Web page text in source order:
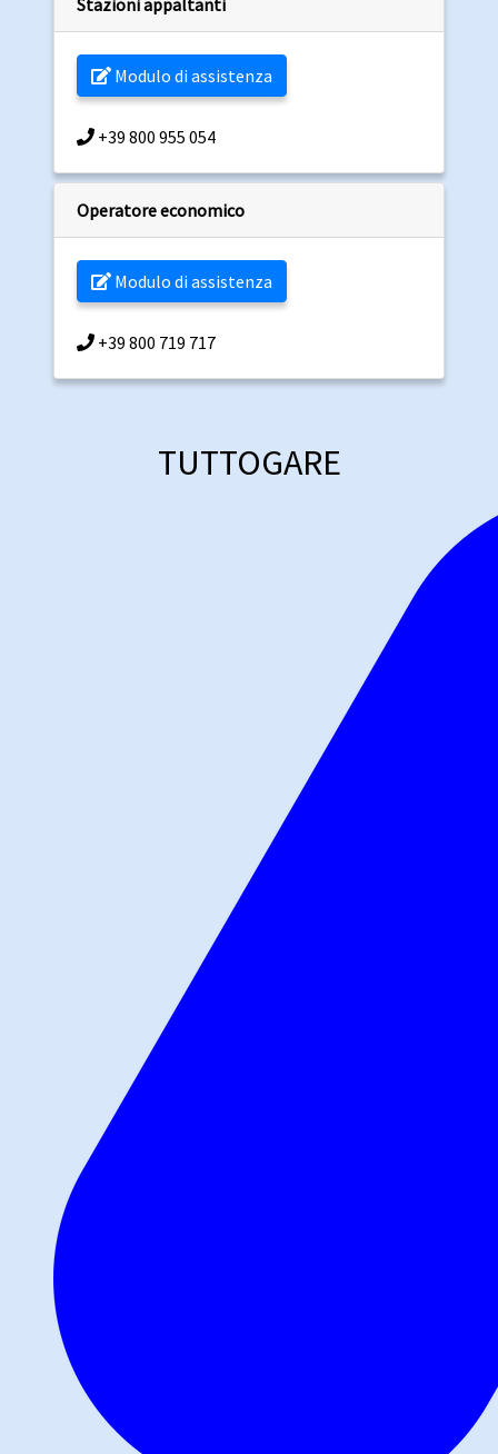
Stazioni appaltanti
Modulo di assistenza
+39 800 955 054
Operatore economico
Modulo di assistenza
+39 800 719 717
TUTTOGARE